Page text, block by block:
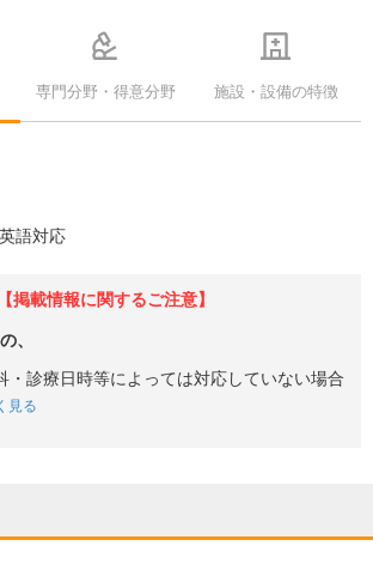
専門分野・得意分野 施設・設備の特徴
英語対応
【掲載情報に関するご注意】
、
・診療日時等によっては対応していない場合
見る